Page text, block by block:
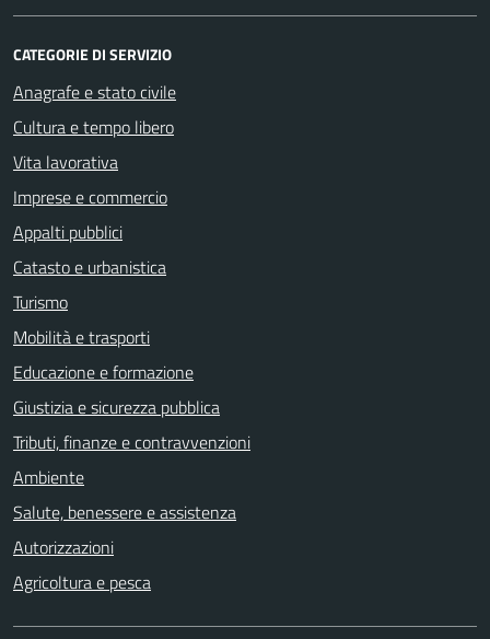
CATEGORIE DI SERVIZIO
Anagrafe e stato civile
Cultura e tempo libero
Vita lavorativa
Imprese e commercio
Appalti pubblici
Catasto e urbanistica
Turismo
Mobilità e trasporti
Educazione e formazione
Giustizia e sicurezza pubblica
Tributi, finanze e contravvenzioni
Ambiente
Salute, benessere e assistenza
Autorizzazioni
Agricoltura e pesca